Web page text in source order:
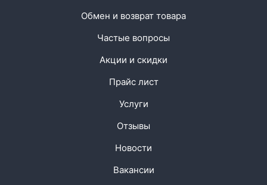
Обмен и возврат товара
Частые вопросы
Акции и скидки
Прайс лист
Услуги
Отзывы
Новости
Вакансии